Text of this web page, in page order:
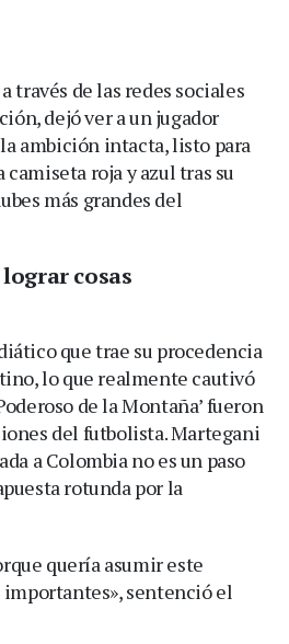
través de las redes sociales
dejó ver a un jugador
ambición intacta, listo para
camiseta roja y azul tras su
más grandes del
cosas
que trae su procedencia
lo que realmente cautivó
de la Montaña’ fueron
del futbolista. Martegani
a Colombia no es un paso
rotunda por la
quería asumir este
importantes», sentenció el